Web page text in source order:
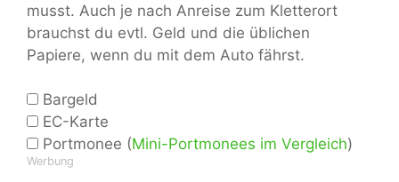
musst. Auch je nach Anreise zum Kletterort
brauchst du evtl. Geld und die üblichen
Papiere, wenn du mit dem Auto fährst.
Bargeld
EC-Karte
Portmonee (Mini-Portmonees im Vergleich)
Werbung